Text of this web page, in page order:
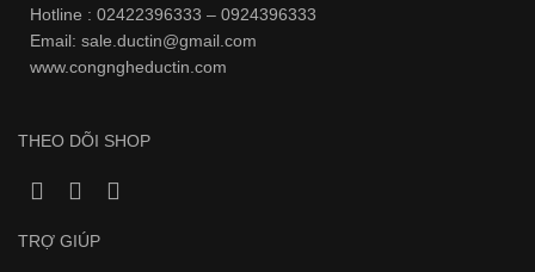
Hotline : 02422396333 – 0924396333
Email: sale.ductin@gmail.com
www.congngheductin.com
THEO DÕI SHOP
TRỢ GIÚP